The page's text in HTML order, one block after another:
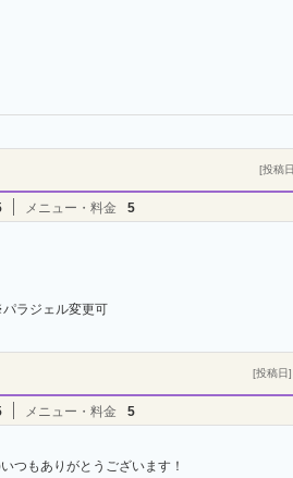
[投稿
メニュー・料金 5
ラジェル変更可
[投稿日
メニュー・料金 5
つもありがとうございます！